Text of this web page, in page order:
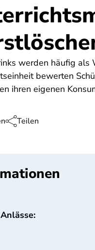
werden häufig als
bewerten
ihren eigenen
Teilen